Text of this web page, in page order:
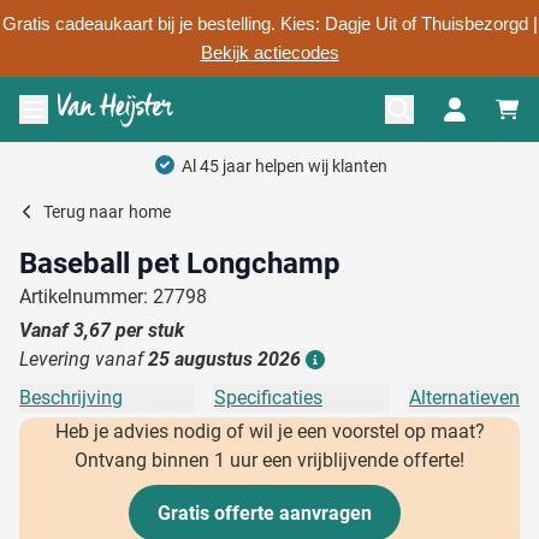
Gratis cadeaukaart bij je bestelling. Kies: Dagje Uit of Thuisbezorgd |
Bekijk actiecodes
Ga naar de inhoud
Menu openen
Al 45 jaar helpen wij klanten
Terug naar home
Baseball pet Longchamp
Artikelnummer: 27798
Vanaf3,67per stuk
Levering vanaf25 augustus 2026
Beschrijving Specificaties
Alternatieven
Heb je advies nodig of wil je een voorstel op maat?
Ontvang binnen 1 uur een vrijblijvende offerte!
Gratis offerte aanvragen